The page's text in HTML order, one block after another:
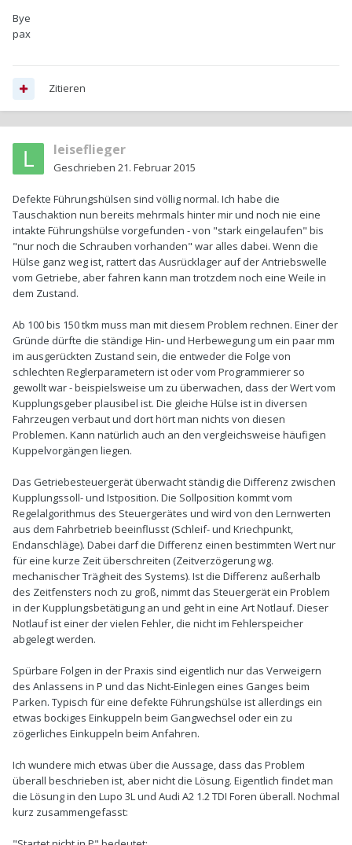
Bye
pax
Zitieren
leiseflieger
Geschrieben 21. Februar 2015
Defekte Führungshülsen sind völlig normal. Ich habe die
Tauschaktion nun bereits mehrmals hinter mir und noch nie eine
intakte Führungshülse vorgefunden - von "stark eingelaufen" bis
"nur noch die Schrauben vorhanden" war alles dabei. Wenn die
Hülse ganz weg ist, rattert das Ausrücklager auf der Antriebswelle
vom Getriebe, aber fahren kann man trotzdem noch eine Weile in
dem Zustand.
Ab 100 bis 150 tkm muss man mit diesem Problem rechnen. Einer der
Gründe dürfte die ständige Hin- und Herbewegung um ein paar mm
im ausgerückten Zustand sein, die entweder die Folge von
schlechten Reglerparametern ist oder vom Programmierer so
gewollt war - beispielsweise um zu überwachen, dass der Wert vom
Kupplungsgeber plausibel ist. Die gleiche Hülse ist in diversen
Fahrzeugen verbaut und dort hört man nichts von diesen
Problemen. Kann natürlich auch an den vergleichsweise häufigen
Kuppelvorgängen liegen.
Das Getriebesteuergerät überwacht ständig die Differenz zwischen
Kupplungssoll- und Istposition. Die Sollposition kommt vom
Regelalgorithmus des Steuergerätes und wird von den Lernwerten
aus dem Fahrbetrieb beeinflusst (Schleif- und Kriechpunkt,
Endanschläge). Dabei darf die Differenz einen bestimmten Wert nur
für eine kurze Zeit überschreiten (Zeitverzögerung wg.
mechanischer Trägheit des Systems). Ist die Differenz außerhalb
des Zeitfensters noch zu groß, nimmt das Steuergerät ein Problem
in der Kupplungsbetätigung an und geht in eine Art Notlauf. Dieser
Notlauf ist einer der vielen Fehler, die nicht im Fehlerspeicher
abgelegt werden.
Spürbare Folgen in der Praxis sind eigentlich nur das Verweigern
des Anlassens in P und das Nicht-Einlegen eines Ganges beim
Parken. Typisch für eine defekte Führungshülse ist allerdings ein
etwas bockiges Einkuppeln beim Gangwechsel oder ein zu
zögerliches Einkuppeln beim Anfahren.
Ich wundere mich etwas über die Aussage, dass das Problem
überall beschrieben ist, aber nicht die Lösung. Eigentlich findet man
die Lösung in den Lupo 3L und Audi A2 1.2 TDI Foren überall. Nochmal
kurz zusammengefasst: